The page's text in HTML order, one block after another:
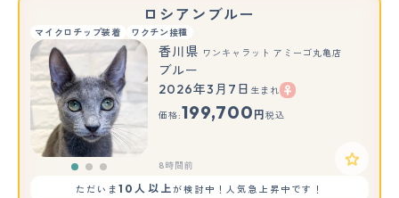
ロシアンブルー
マイクロチップ装着 ワクチン接種
もっと見る
香川県 ワンキャラット アミーゴ丸亀店
ブルー
2026年3月7日 生まれ
価格:199,700 円 税込
8時間前
ただいま10人以上が検討中！人気急上昇中です！